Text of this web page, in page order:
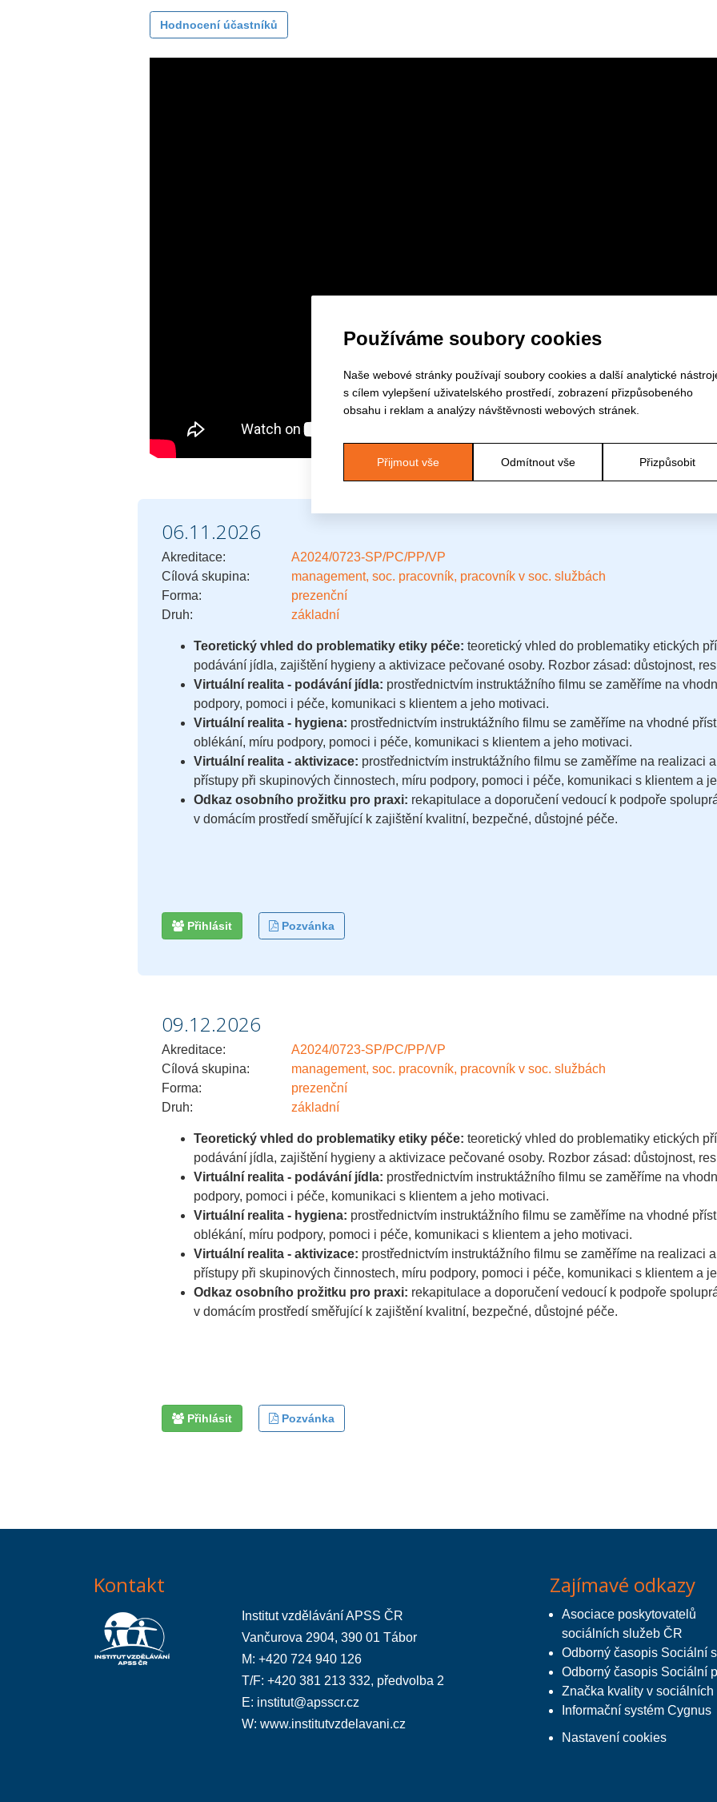
Používáme soubory cookies
Naše webové stránky používají soubory cookies a další analytické
s cílem vylepšení uživatelského prostředí, zobrazení přizpůsobeného
obsahu i reklam a analýzy návštěvnosti webových stránek.
Přijmout vše Odmítnout vše Přizpůsobit
Hodnocení účastníků
Termíny kurzů virtuální reality
06.11.2026
Akreditace:
A2024/0723-SP/PC/PP/VP
Cílová skupina:
management, soc. pracovník, pracovník v soc. službách
Forma:
prezenční
Druh:
základní
Teoretický vhled do problematiky etiky péče: teoretický vhled do problematiky etických
podávání jídla, zajištění hygieny a aktivizace pečované osoby. Rozbor zásad: důstojnost,
Virtuální realita - podávání jídla: prostřednictvím instruktážního filmu se zaměříme na
podpory, pomoci i péče, komunikaci s klientem a jeho motivaci.
Virtuální realita - hygiena: prostřednictvím instruktážního filmu se zaměříme na vhodné
oblékání, míru podpory, pomoci i péče, komunikaci s klientem a jeho motivaci.
Virtuální realita - aktivizace: prostřednictvím instruktážního filmu se zaměříme na realizaci
přístupy při skupinových činnostech, míru podpory, pomoci i péče, komunikaci s klientem a
Odkaz osobního prožitku pro praxi: rekapitulace a doporučení vedoucí k podpoře
v domácím prostředí směřující k zajištění kvalitní, bezpečné, důstojné péče.
Přihlásit Pozvánka
09.12.2026
Akreditace:
A2024/0723-SP/PC/PP/VP
Cílová skupina:
management, soc. pracovník, pracovník v soc. službách
Forma:
prezenční
Druh:
základní
Teoretický vhled do problematiky etiky péče: teoretický vhled do problematiky etických
podávání jídla, zajištění hygieny a aktivizace pečované osoby. Rozbor zásad: důstojnost,
Virtuální realita - podávání jídla: prostřednictvím instruktážního filmu se zaměříme na
podpory, pomoci i péče, komunikaci s klientem a jeho motivaci.
Virtuální realita - hygiena: prostřednictvím instruktážního filmu se zaměříme na vhodné
oblékání, míru podpory, pomoci i péče, komunikaci s klientem a jeho motivaci.
Virtuální realita - aktivizace: prostřednictvím instruktážního filmu se zaměříme na realizaci
přístupy při skupinových činnostech, míru podpory, pomoci i péče, komunikaci s klientem a
Odkaz osobního prožitku pro praxi: rekapitulace a doporučení vedoucí k podpoře
v domácím prostředí směřující k zajištění kvalitní, bezpečné, důstojné péče.
Přihlásit Pozvánka
Kontakt
Institut vzdělávání APSS ČR
Vančurova 2904, 390 01 Tábor
M: +420 724 940 126
T/F: +420 381 213 332, předvolba 2
E: institut@apsscr.cz
W: www.institutvzdelavani.cz
Zajímavé odkazy
Asociace poskytovatelů
sociálních služeb ČR
Odborný časopis Sociální
Odborný časopis Sociální
Značka kvality v
Informační systém Cygnus
Nastavení cookies